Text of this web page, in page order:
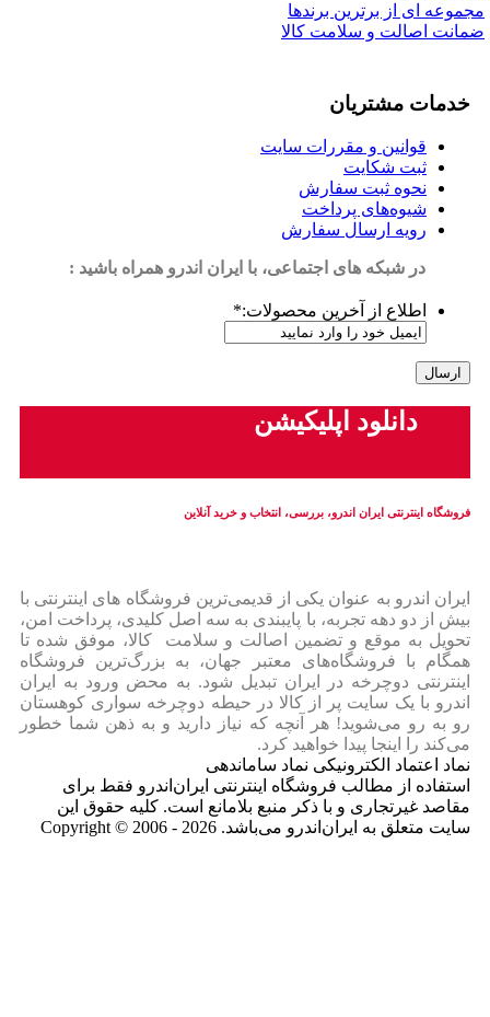
مجموعه ای از برترین برندها
ضمانت اصالت و سلامت کالا
خدمات مشتریان
قوانین و مقررات سایت
ثبت شکایت
نحوه ثبت سفارش
شیوه‌های پرداخت
رویه ارسال سفارش
در شبکه های اجتماعی، با ایران اندرو همراه باشید :
اطلاع از آخرین محصولات:*
دانلود اپلیکیشن
فروشگاه اینترنتی ایران‌ اندرو، بررسی، انتخاب و خرید آنلاین
ایران‌ اندرو به عنوان یکی از قدیمی‌ترین فروشگاه های اینترنتی با
بیش از دو دهه تجربه، با پایبندی به سه اصل کلیدی، پرداخت امن،
تحویل به موقع و تضمین اصالت و سلامت کالا، موفق شده تا
همگام با فروشگاه‌های معتبر جهان، به بزرگ‌ترین فروشگاه
اینترنتی دوچرخه در ایران تبدیل شود. به محض ورود به ایران‌
اندرو با یک سایت پر از کالا در حیطه دوچرخه سواری کوهستان
رو به رو می‌شوید! هر آنچه که نیاز دارید و به ذهن شما خطور
می‌کند را اینجا پیدا خواهید کرد.
نماد اعتماد الکترونیکی نماد ساماندهی
استفاده از مطالب فروشگاه اینترنتی ایران‌اندرو فقط برای
مقاصد غیرتجاری و با ذکر منبع بلامانع است. کلیه حقوق این
سایت متعلق به ایران‌اندرو می‌باشد. Copyright © 2006 - 2026